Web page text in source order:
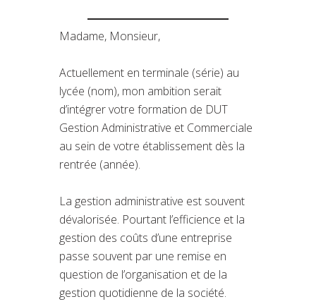
Madame, Monsieur,
Actuellement en terminale (série) au
lycée (nom), mon ambition serait
d’intégrer votre formation de DUT
Gestion Administrative et Commerciale
au sein de votre établissement dès la
rentrée (année).
La gestion administrative est souvent
dévalorisée. Pourtant l’efficience et la
gestion des coûts d’une entreprise
passe souvent par une remise en
question de l’organisation et de la
gestion quotidienne de la société.